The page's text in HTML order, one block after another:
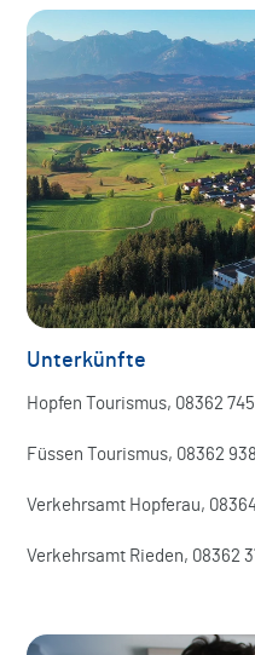
Unterkünfte
Hopfen Tourismus, 08362
Füssen Tourismus, 08362
Verkehrsamt Hopferau,
Verkehrsamt Rieden, 08362